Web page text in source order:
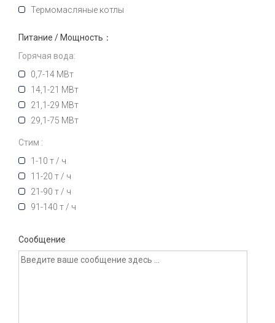
Термомасляные котлы
Питание / Мощность：
Горячая вода:
0,7-14 МВт
14,1-21 МВт
21,1-29 МВт
29,1-75 МВт
Стим :
1-10 т / ч
11-20 т / ч
21-90 т / ч
91-140 т / ч
Сообщение